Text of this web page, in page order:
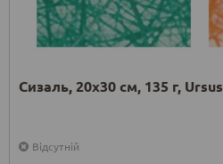
Сизаль, 20х30 см, 135 г, Ursus
Відсутній